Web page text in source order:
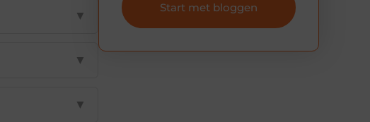
▼
▼
▼
Start met bloggen